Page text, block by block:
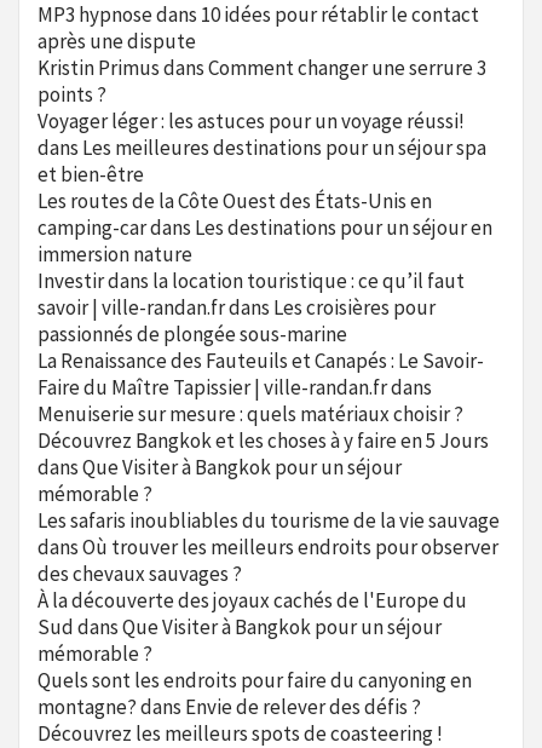
MP3 hypnosedans 10 idées pour rétablir le contact
après une dispute
Kristin PrimusdansComment changer une serrure 3
points ?
Voyager léger : les astuces pour un voyage réussi!
dans Les meilleures destinations pour un séjour spa
et bien-être
Les routes de la Côte Ouest des États-Unis en
camping-cardans Les destinations pour un séjour en
immersion nature
Investir dans la location touristique : ce qu’il faut
savoir | ville-randan.frdans Les croisières pour
passionnés de plongée sous-marine
La Renaissance des Fauteuils et Canapés : Le Savoir-
Faire du Maître Tapissier | ville-randan.frdans
Menuiserie sur mesure : quels matériaux choisir ?
Découvrez Bangkok et les choses à y faire en 5 Jours
dansQue Visiter à Bangkok pour un séjour
mémorable ?
Les safaris inoubliables du tourisme de la vie sauvage
dansOù trouver les meilleurs endroits pour observer
des chevaux sauvages ?
À la découverte des joyaux cachés de l'Europe du
SuddansQue Visiter à Bangkok pour un séjour
mémorable ?
Quels sont les endroits pour faire du canyoning en
montagne?dans Envie de relever des défis ?
Découvrez les meilleurs spots de coasteering !